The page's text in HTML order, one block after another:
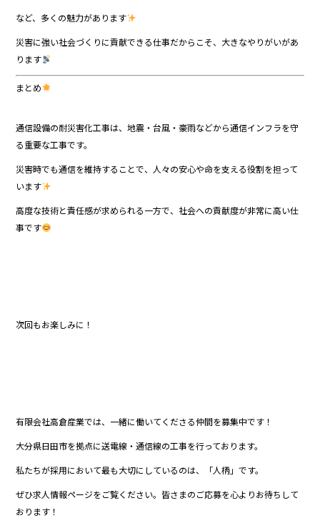
など、多くの魅力があります
災害に強い社会づくりに貢献できる仕事だからこそ、大きなやりがいがあ
ります
まとめ
通信設備の耐災害化工事は、地震・台風・豪雨などから通信インフラを守
る重要な工事です。
災害時でも通信を維持することで、人々の安心や命を支える役割を担って
います
高度な技術と責任感が求められる一方で、社会への貢献度が非常に高い仕
事です
次回もお楽しみに！
有限会社高倉産業では、一緒に働いてくださる仲間を募集中です！
大分県日田市を拠点に送電線・通信線の工事を行っております。
私たちが採用において最も大切にしているのは、「人柄」です。
ぜひ求人情報ページをご覧ください。皆さまのご応募を心よりお待ちして
おります！